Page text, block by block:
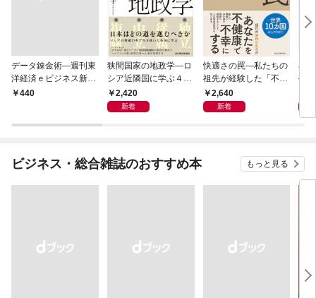
データ錬金術―週刊東
洋経済ｅビジネス新書
Ｎo.493
￥440
狭間国家の地政学―ロ
シア近隣国に学ぶ４つ
の生き残り戦略
2,420
新着
快適さの罠―私たちの
祖先が経験した「不快
さ」が人生を充実させ
る
2,640
新着
石
―大
２
ビジネス・総合雑誌のおすすめ本 もっと見る